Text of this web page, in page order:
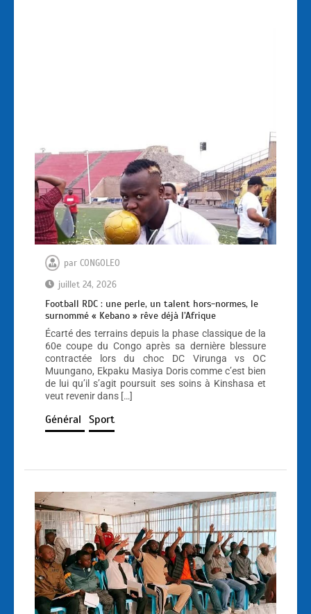
par CONGOLEO
juillet 24, 2026
Football RDC : une perle, un talent hors-normes, le
surnommé « Kebano » rêve déjà l’Afrique
Écarté des terrains depuis la phase classique de la
60e coupe du Congo après sa dernière blessure
contractée lors du choc DC Virunga vs OC
Muungano, Ekpaku Masiya Doris comme c’est bien
de lui qu’il s’agit poursuit ses soins à Kinshasa et
veut revenir dans […]
Général Sport